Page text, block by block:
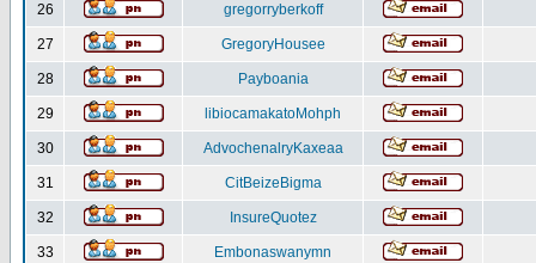
26 gregorryberkoff
27 GregoryHousee
28 Payboania
29 libiocamakatoMohph
30 AdvochenalryKaxeaa
31 CitBeizeBigma
32 InsureQuotez
33 Embonaswanymn